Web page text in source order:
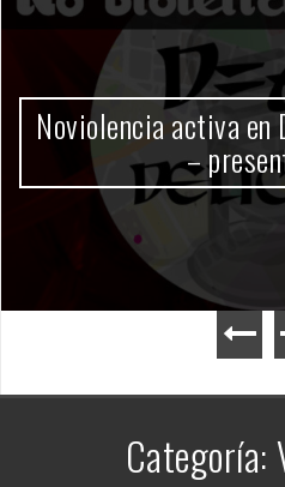
Categoría: